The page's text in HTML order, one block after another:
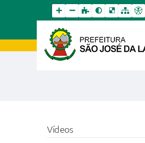
Vídeos